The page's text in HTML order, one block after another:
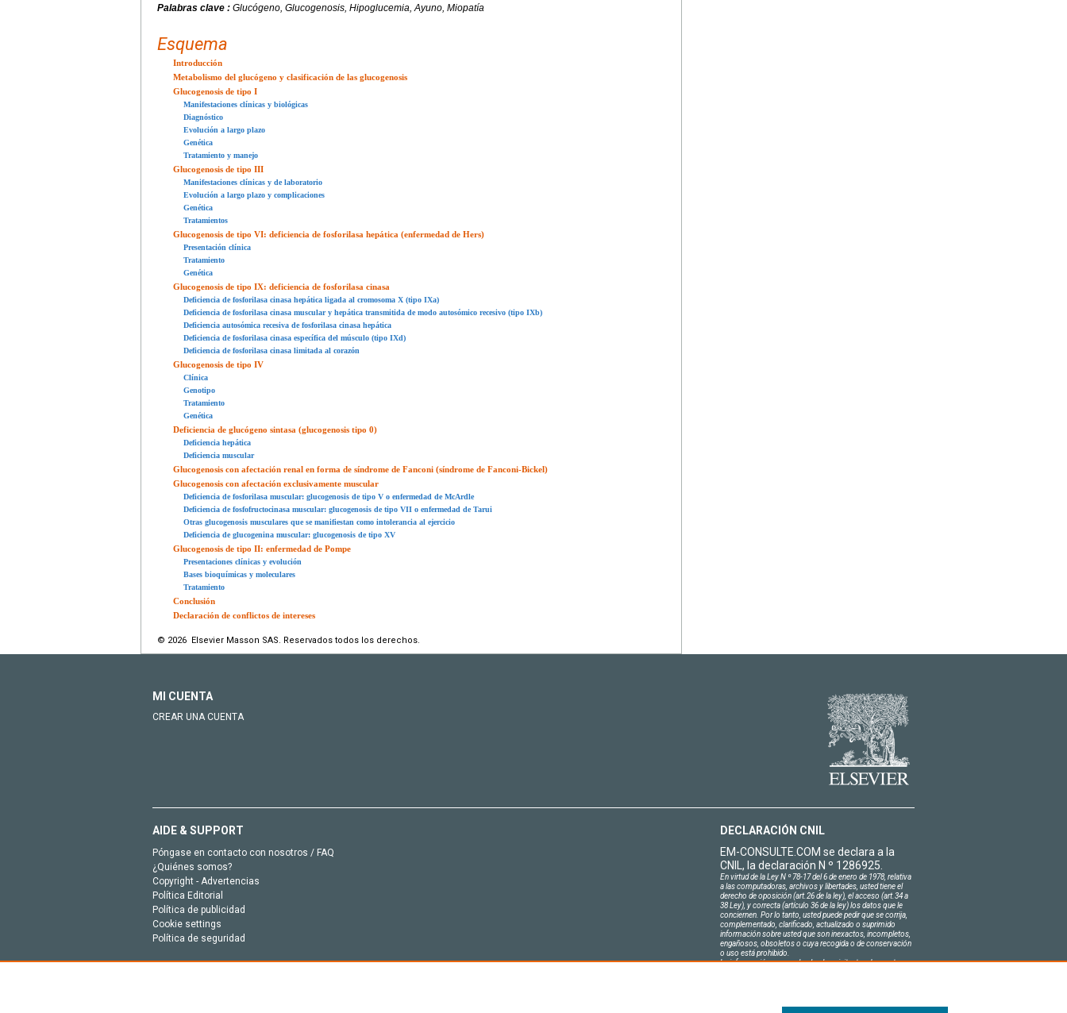
Palabras clave : Glucógeno, Glucogenosis, Hipoglucemia, Ayuno, Miopatía
Esquema
Introducción
Metabolismo del glucógeno y clasificación de las glucogenosis
Glucogenosis de tipo I
Manifestaciones clínicas y biológicas
Diagnóstico
Evolución a largo plazo
Genética
Tratamiento y manejo
Glucogenosis de tipo III
Manifestaciones clínicas y de laboratorio
Evolución a largo plazo y complicaciones
Genética
Tratamientos
Glucogenosis de tipo VI: deficiencia de fosforilasa hepática (enfermedad de Hers)
Presentación clínica
Tratamiento
Genética
Glucogenosis de tipo IX: deficiencia de fosforilasa cinasa
Deficiencia de fosforilasa cinasa hepática ligada al cromosoma X (tipo IXa)
Deficiencia de fosforilasa cinasa muscular y hepática transmitida de modo autosómico recesivo (tipo IXb)
Deficiencia autosómica recesiva de fosforilasa cinasa hepática
Deficiencia de fosforilasa cinasa específica del músculo (tipo IXd)
Deficiencia de fosforilasa cinasa limitada al corazón
Glucogenosis de tipo IV
Clínica
Genotipo
Tratamiento
Genética
Deficiencia de glucógeno sintasa (glucogenosis tipo 0)
Deficiencia hepática
Deficiencia muscular
Glucogenosis con afectación renal en forma de síndrome de Fanconi (síndrome de Fanconi-Bickel)
Glucogenosis con afectación exclusivamente muscular
Deficiencia de fosforilasa muscular: glucogenosis de tipo V o enfermedad de McArdle
Deficiencia de fosfofructocinasa muscular: glucogenosis de tipo VII o enfermedad de Tarui
Otras glucogenosis musculares que se manifiestan como intolerancia al ejercicio
Deficiencia de glucogenina muscular: glucogenosis de tipo XV
Glucogenosis de tipo II: enfermedad de Pompe
Presentaciones clínicas y evolución
Bases bioquímicas y moleculares
Tratamiento
Conclusión
Declaración de conflictos de intereses
© 2026 Elsevier Masson SAS. Reservados todos los derechos.
MI CUENTA
CREAR UNA CUENTA
AIDE & SUPPORT
Póngase en contacto con nosotros / FAQ
¿Quiénes somos?
Copyright - Advertencias
Política Editorial
Política de publicidad
Cookie settings
Política de seguridad
DECLARACIÓN CNIL
EM-CONSULTE.COM se declara a la
CNIL, la declaración N º 1286925.
En virtud de la Ley N º 78-17 del 6 de enero de 1978, relativa
a las computadoras, archivos y libertades, usted tiene el
derecho de oposición (art.26 de la ley), el acceso (art.34 a
38 Ley), y correcta (artículo 36 de la ley) los datos que le
conciernen. Por lo tanto, usted puede pedir que se corrija,
complementado, clarificado, actualizado o suprimido
información sobre usted que son inexactos, incompletos,
engañosos, obsoletos o cuya recogida o de conservación
o uso está prohibido.
La información personal sobre los visitantes de nuestro